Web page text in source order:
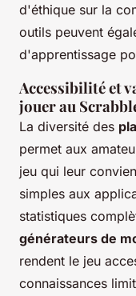
d'éthique sur la
outils peuvent
d'apprentissage
Accessibilité et
jouer au
La diversité des
permet aux
jeu qui leur
simples aux
statistiques
générateurs de
rendent le jeu
connaissances